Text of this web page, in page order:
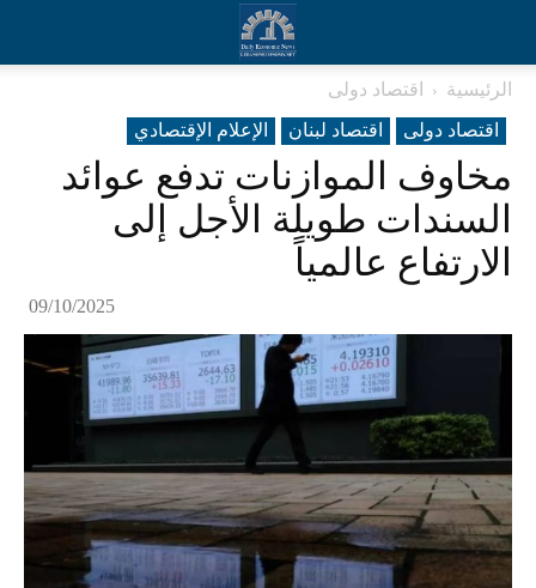
الرئيسية
اقتصاد دولی
اقتصاد دولی
اقتصاد لبنان الإعلام الإقتصادي
مخاوف الموازنات تدفع عوائد
السندات طويلة الأجل إلى
الارتفاع عالمياً
09/10/2025